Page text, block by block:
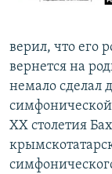
верил, что его
вернется на
немало сделал
ХХ столетия